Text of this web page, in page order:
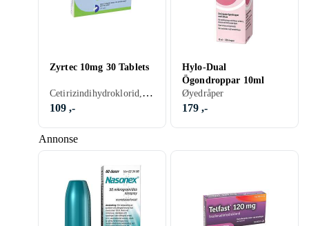
Annonse
Zyrtec 10mg 30 Tablets
Cetirizindihydroklorid, Tablett
109 ,-
Hylo-Dual
Ögondroppar 10ml
Øyedråper
179 ,-